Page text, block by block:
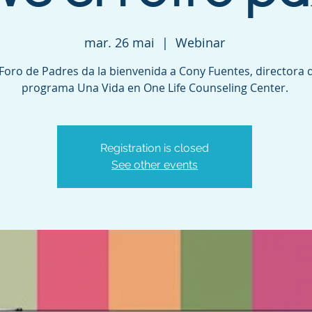
mar. 26 mai
  |
Webinar
de Padres da la bienvenida a Cony Fuentes, directora
programa Una Vida en One Life Counseling Center.
Registration is closed
See other events